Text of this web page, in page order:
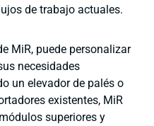
de trabajo actuales.
MiR, puede personalizar
necesidades
un elevador de palés o
existentes, MiR
superiores y